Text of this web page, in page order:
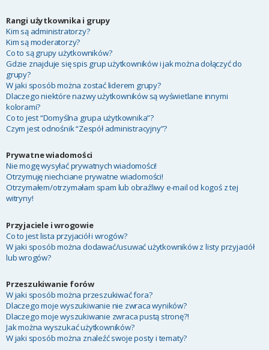
Rangi użytkownika i grupy
Kim są administratorzy?
Kim są moderatorzy?
Co to są grupy użytkowników?
Gdzie znajduje się spis grup użytkowników i jak można dołączyć do
grupy?
W jaki sposób można zostać liderem grupy?
Dlaczego niektóre nazwy użytkowników są wyświetlane innymi
kolorami?
Co to jest “Domyślna grupa użytkownika”?
Czym jest odnośnik “Zespół administracyjny”?
Prywatne wiadomości
Nie mogę wysyłać prywatnych wiadomości!
Otrzymuję niechciane prywatne wiadomości!
Otrzymałem/otrzymałam spam lub obraźliwy e-mail od kogoś z tej
witryny!
Przyjaciele i wrogowie
Co to jest lista przyjaciół i wrogów?
W jaki sposób można dodawać/usuwać użytkowników z listy przyjaciół
lub wrogów?
Przeszukiwanie forów
W jaki sposób można przeszukiwać fora?
Dlaczego moje wyszukiwanie nie zwraca wyników?
Dlaczego moje wyszukiwanie zwraca pustą stronę?!
Jak można wyszukać użytkowników?
W jaki sposób można znaleźć swoje posty i tematy?